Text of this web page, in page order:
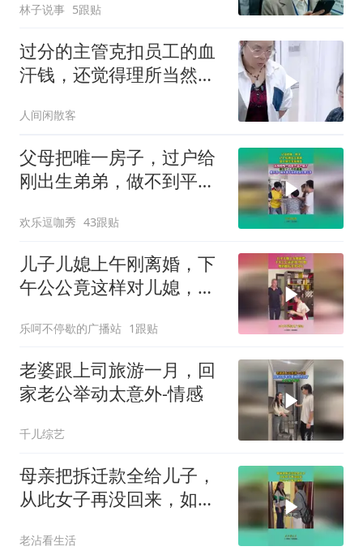
林子说事 5跟贴
过分的主管克扣员工的血
汗钱，还觉得理所当然必
人间闲散客
父母把唯一房子，过户给
刚出生弟弟，做不到平等
欢乐逗咖秀 43跟贴
儿子儿媳上午刚离婚，下
午公公竟这样对儿媳，爱
乐呵不停歇的广播站 1跟贴
老婆跟上司旅游一月，回
家老公举动太意外-情感
千儿综艺
母亲把拆迁款全给儿子，
从此女子再没回来，如今
老沾看生活